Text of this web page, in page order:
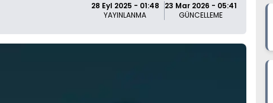
28 Eyl 2025 - 01:48
YAYINLANMA
23 Mar 2026 - 05:41
GÜNCELLEME